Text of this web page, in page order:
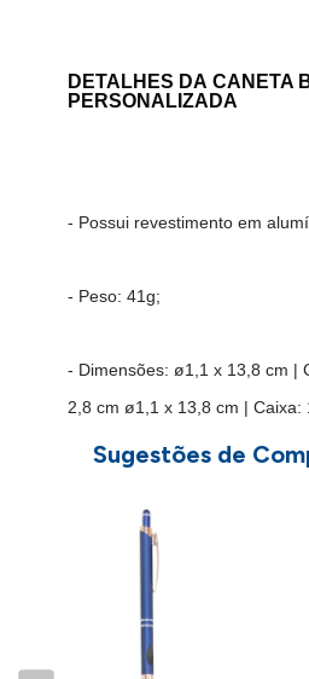
DETALHES DA CANETA
PERSONALIZADA
- Possui revestimento em
- Peso: 41g;
- Dimensões: ø1,1 x 13,8 cm |
2,8 cm ø1,1 x 13,8 cm | Caixa:
Caso deseje dar uma
outros modelos de
personalizadas,
IMPORTANTE:
Sugestões de